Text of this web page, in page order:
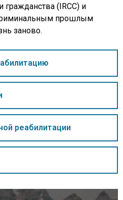
(IRCC) и
прошлым
заново.
реабилитации